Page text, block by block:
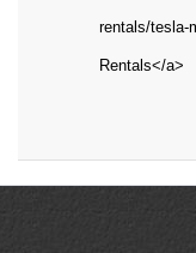
rentals/tesla-
Rentals</a>